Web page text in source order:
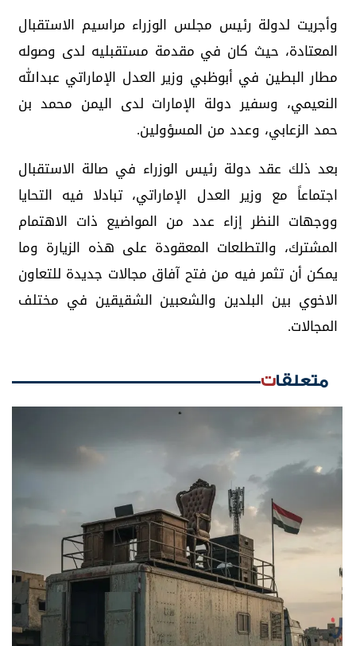
وأجريت لدولة رئيس مجلس الوزراء مراسيم الاستقبال
المعتادة، حيث كان في مقدمة مستقبليه لدى وصوله
مطار البطين في أبوظبي وزير العدل الإماراتي عبدالله
النعيمي، وسفير دولة الإمارات لدى اليمن محمد بن
حمد الزعابي، وعدد من المسؤولين.
بعد ذلك عقد دولة رئيس الوزراء في صالة الاستقبال
اجتماعاً مع وزير العدل الإماراتي، تبادلا فيه التحايا
ووجهات النظر إزاء عدد من المواضيع ذات الاهتمام
المشترك، والتطلعات المعقودة على هذه الزيارة وما
يمكن أن تثمر فيه من فتح آفاق مجالات جديدة للتعاون
الاخوي بين البلدين والشعبين الشقيقين في مختلف
المجالات.
متعلقات